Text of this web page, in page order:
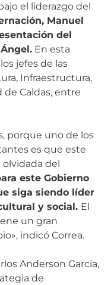
el liderazgo del
Manuel
del
En esta
jefes de las
Infraestructura,
de Caldas, entre
porque uno de los
es que este
del
este Gobierno
siga siendo líder
y social. El
un gran
indicó Correa.
Anderson García,
de